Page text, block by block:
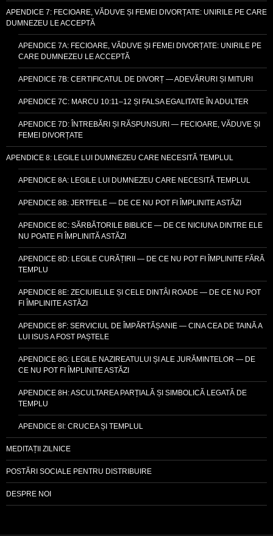
APENDICE 7: FECIOARE, VĂDUVE ȘI FEMEI DIVORȚATE: UNIRILE PE CARE
DUMNEZEU LE ACCEPTĂ
APENDICE 7A: FECIOARE, VĂDUVE ȘI FEMEI DIVORȚATE: UNIRILE PE
CARE DUMNEZEU LE ACCEPTĂ
APENDICE 7B: CERTIFICATUL DE DIVORȚ — ADEVĂRURI ȘI MITURI
APENDICE 7C: MARCU 10:11–12 ȘI FALSA EGALITATE ÎN ADULTER
APENDICE 7D: ÎNTREBĂRI ȘI RĂSPUNSURI — FECIOARE, VĂDUVE ȘI
FEMEI DIVORȚATE
APENDICE 8: LEGILE LUI DUMNEZEU CARE NECESITĂ TEMPLUL
APENDICE 8A: LEGILE LUI DUMNEZEU CARE NECESITĂ TEMPLUL
APENDICE 8B: JERTFELE — DE CE NU POT FI ÎMPLINITE ASTĂZI
APENDICE 8C: SĂRBĂTORILE BIBLICE — DE CE NICIUNA DINTRE ELE
NU POATE FI ÎMPLINITĂ ASTĂZI
APENDICE 8D: LEGILE CURĂȚIRII — DE CE NU POT FI ÎMPLINITE FĂRĂ
TEMPLU
APENDICE 8E: ZECIUIELILE ȘI CELE DINTÂI ROADE — DE CE NU POT
FI ÎMPLINITE ASTĂZI
APENDICE 8F: SERVICIUL DE ÎMPĂRTĂȘANIE — CINA CEA DE TAINĂ A
LUI ISUS A FOST PAȘTELE
APENDICE 8G: LEGILE NAZIREATULUI ȘI ALE JURĂMINTELOR — DE
CE NU POT FI ÎMPLINITE ASTĂZI
APENDICE 8H: ASCULTAREA PARȚIALĂ ȘI SIMBOLICĂ LEGATĂ DE
TEMPLU
APENDICE 8I: CRUCEA ȘI TEMPLUL
MEDITAȚII ZILNICE
POSTĂRI SOCIALE PENTRU DISTRIBUIRE
DESPRE NOI